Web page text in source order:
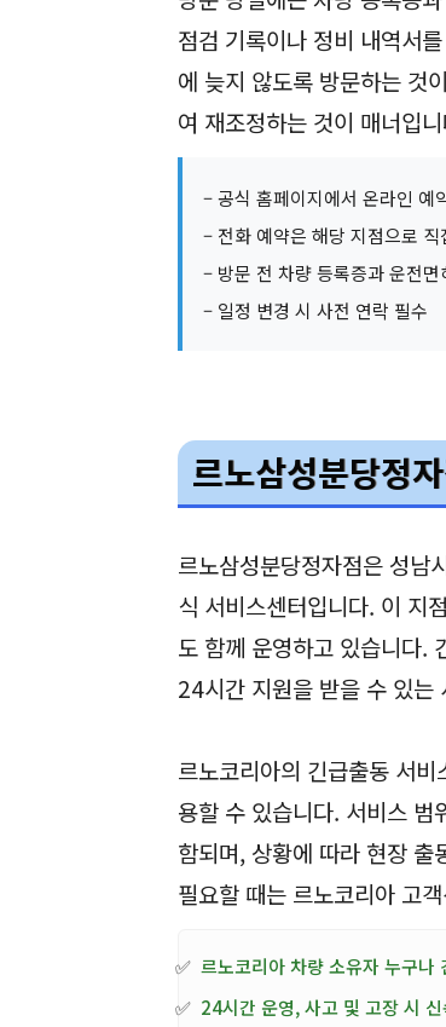
혼다코리아 공식 홈페이지
를 입력하면 예약이 완료됩
정을 조율할 수 있습니다.
방문 당일에는 차량 등록증
점검 기록이나 정비 내역서
에 늦지 않도록 방문하는 것
여 재조정하는 것이 매너입니
– 전화 예약은 해당 지점으로 직
– 방문 전 차량 등록증과 운전면
– 일정 변경 시 사전 연락 필수
르노삼성분당정
르노삼성분당정자점은 성남
식 서비스센터입니다. 이 지
도 함께 운영하고 있습니다.
24시간 지원을 받을 수 있는
르노코리아의 긴급출동 서비
용할 수 있습니다. 서비스 범